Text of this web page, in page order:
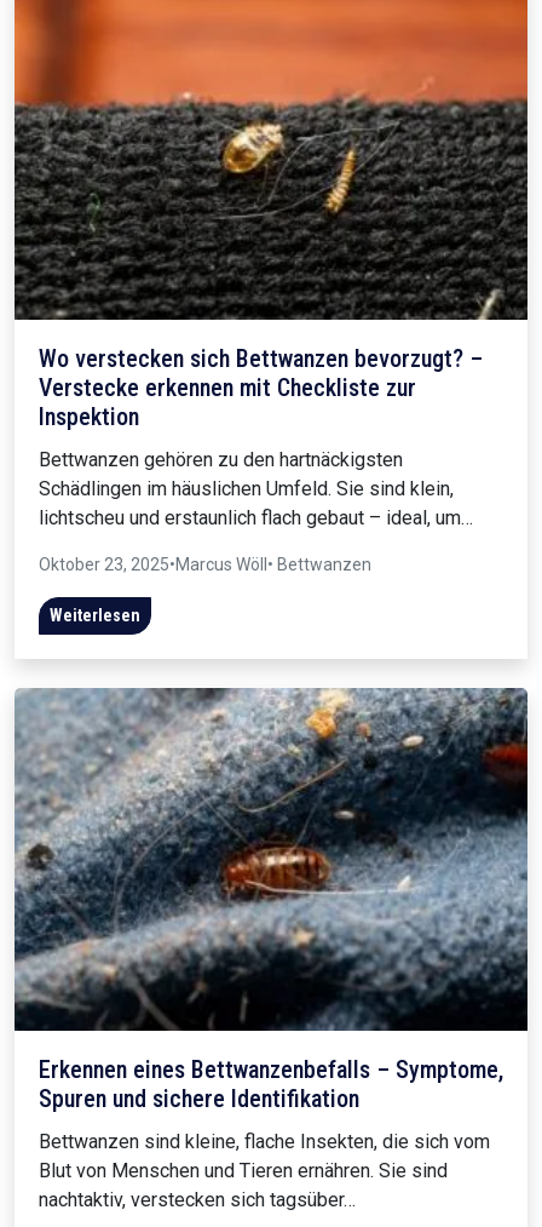
Wo verstecken sich Bettwanzen bevorzugt? –
Verstecke erkennen mit Checkliste zur
Inspektion
Bettwanzen gehören zu den hartnäckigsten
Schädlingen im häuslichen Umfeld. Sie sind klein,
lichtscheu und erstaunlich flach gebaut – ideal, um…
Oktober 23, 2025•Marcus Wöll • Bettwanzen
Weiterlesen
Erkennen eines Bettwanzenbefalls – Symptome,
Spuren und sichere Identifikation
Bettwanzen sind kleine, flache Insekten, die sich vom
Blut von Menschen und Tieren ernähren. Sie sind
nachtaktiv, verstecken sich tagsüber…